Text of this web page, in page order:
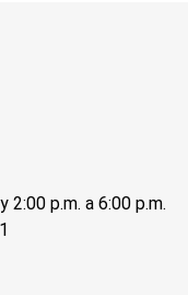
2:00 p.m. a 6:00 p.m.